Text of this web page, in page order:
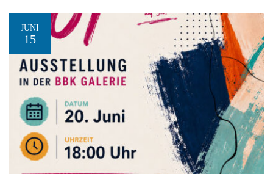
JUNI
15